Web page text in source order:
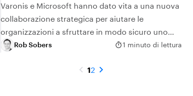
Varonis e Microsoft hanno dato vita a una nuova
collaborazione strategica per aiutare le
organizzazioni a sfruttare in modo sicuro uno
degli strumenti di produttività più potenti del
Rob Sobers 1 minuto di lettura
12